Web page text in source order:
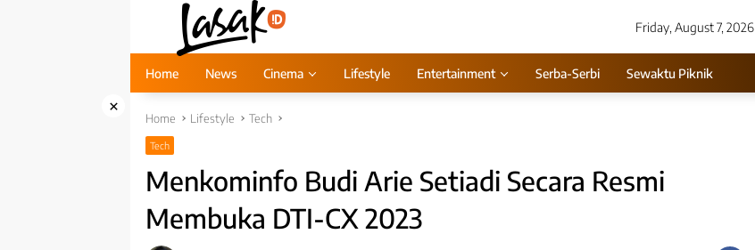
Friday, August 7, 2026
Home News Cinema Lifestyle Entertainment Serba-Serbi Sewaktu Piknik
× Home Lifestyle Tech
Tech
Menkominfo Budi Arie Setiadi Secara Resmi
Membuka DTI-CX 2023